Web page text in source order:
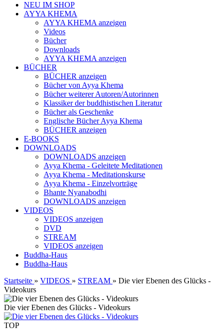
NEU IM SHOP
AYYA KHEMA
AYYA KHEMA anzeigen
Videos
Bücher
Downloads
AYYA KHEMA anzeigen
BÜCHER
BÜCHER anzeigen
Bücher von Ayya Khema
Bücher weiterer Autoren/Autorinnen
Klassiker der buddhistischen Literatur
Bücher als Geschenke
Englische Bücher Ayya Khema
BÜCHER anzeigen
E-BOOKS
DOWNLOADS
DOWNLOADS anzeigen
Ayya Khema - Geleitete Meditationen
Ayya Khema - Meditationskurse
Ayya Khema - Einzelvorträge
Bhante Nyanabodhi
DOWNLOADS anzeigen
VIDEOS
VIDEOS anzeigen
DVD
STREAM
VIDEOS anzeigen
Buddha-Haus
Buddha-Haus
Startseite » VIDEOS » STREAM » Die vier Ebenen des Glücks -
Videokurs
Die vier Ebenen des Glücks - Videokurs
TOP